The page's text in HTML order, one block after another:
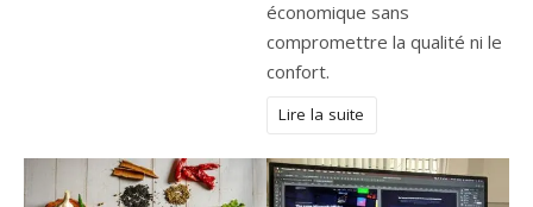
économique sans
compromettre la qualité ni le
confort.
Lire la suite